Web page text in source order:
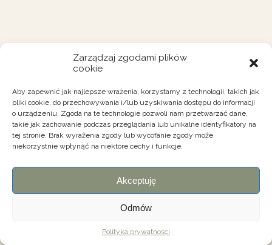
Zarządzaj zgodami plików
cookie
Aby zapewnić jak najlepsze wrażenia, korzystamy z technologii, takich jak
pliki cookie, do przechowywania i/lub uzyskiwania dostępu do informacji
o urządzeniu. Zgoda na te technologie pozwoli nam przetwarzać dane,
takie jak zachowanie podczas przeglądania lub unikalne identyfikatory na
tej stronie. Brak wyrażenia zgody lub wycofanie zgody może
niekorzystnie wpłynąć na niektóre cechy i funkcje.
Akceptuję
Odmów
Polityka prywatności